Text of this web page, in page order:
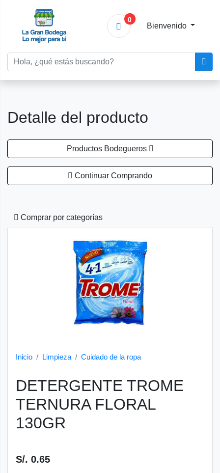
0
Bienvenido
Detalle del producto
Productos Bodegueros
Continuar Comprando
Comprar por categorías
Inicio Limpieza Cuidado de la ropa
DETERGENTE TROME
TERNURA FLORAL
130GR
S/. 0.65